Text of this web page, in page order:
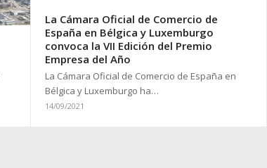
La Cámara Oficial de Comercio de
España en Bélgica y Luxemburgo
convoca la VII Edición del Premio
Empresa del Año
La Cámara Oficial de Comercio de España en
Bélgica y Luxemburgo ha…
14/09/2021